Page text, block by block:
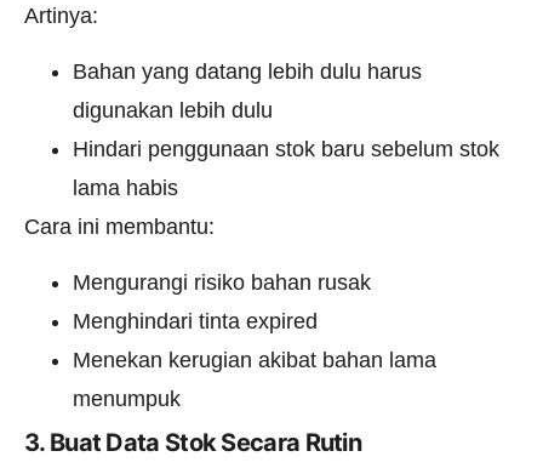
Artinya:
Bahan yang datang lebih dulu harus
digunakan lebih dulu
Hindari penggunaan stok baru sebelum stok
lama habis
Cara ini membantu:
Mengurangi risiko bahan rusak
Menghindari tinta expired
Menekan kerugian akibat bahan lama
menumpuk
3. Buat Data Stok Secara Rutin